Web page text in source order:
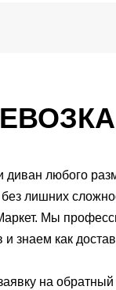
диван любого
лишних
Мы
и знаем как
на